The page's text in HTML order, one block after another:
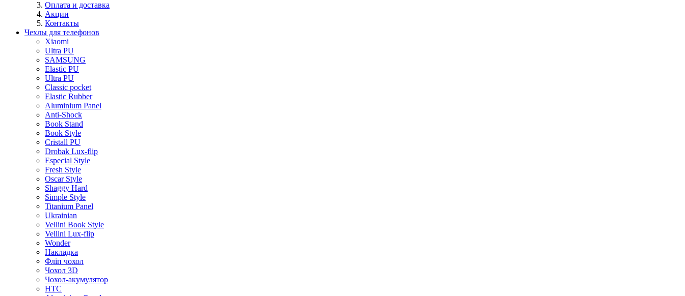
Оплата и доставка
Акции
Контакты
Чехлы для телефонов
Xiaomi
Ultra PU
SAMSUNG
Elastic PU
Ultra PU
Classic pocket
Elastic Rubber
Aluminium Panel
Anti-Shock
Book Stand
Book Style
Cristall PU
Drobak Lux-flip
Especial Style
Fresh Style
Oscar Style
Shaggy Hard
Simple Style
Titanium Panel
Ukrainian
Vellini Book Style
Vellini Lux-flip
Wonder
Накладка
Фліп чохол
Чохол 3D
Чохол-акумулятор
HTC